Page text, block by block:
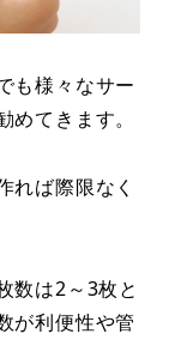
も様々なサー
てきます。
れば際限なく
数は2～3枚と
が利便性や管